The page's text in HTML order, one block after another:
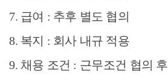
7. 급여 : 추후 별도 협의
8. 복지 : 회사 내규 적용
9. 채용 조건 : 근무조건 협의